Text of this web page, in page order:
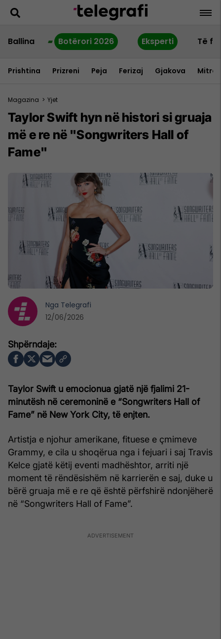
Ballina Botërori 2026 Eksperti Të
Prishtina Prizreni Peja Ferizaj Gjakova
Magazina > Yjet
Taylor Swift hyn në histori si gruaja
më e re në "Songwriters Hall of
Fame"
Taylor Swift u emocionua gjatë një fjalimi 21-
minutësh në ceremoninë e “Songwriters Hall of
Fame” në New York City, të enjten.
Artistja e njohur amerikane, fituese e çmimeve
Grammy, e cila u shoqërua nga i fejuari i saj Travis
Kelce gjatë këtij eventi madhështor, arriti një
moment të rëndësishëm në karrierën e saj, duke u
bërë gruaja më e re që është përfshirë ndonjëherë
në “Songwriters Hall of Fame”.
Nga Telegrafi
12/06/2026